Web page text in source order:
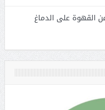
القهوة على الدماغ